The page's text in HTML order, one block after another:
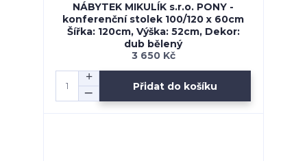
NÁBYTEK MIKULÍK s.r.o. PONY -
konferenční stolek 100/120 x 60cm
Šířka: 120cm, Výška: 52cm, Dekor:
dub bělený
3 650 Kč
Přidat do košíku